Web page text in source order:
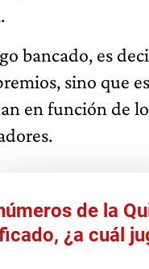
bancado, es
sino que
en función de
de la
¿a cuál